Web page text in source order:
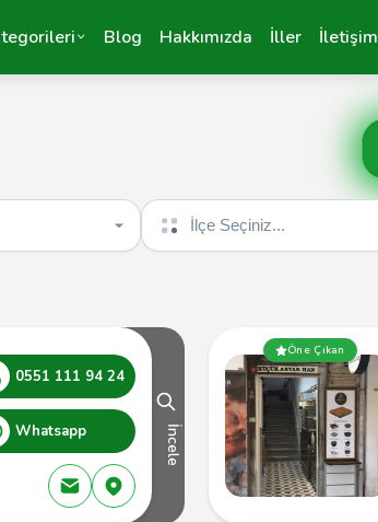
Blog Hakkımızda İller İletişim
İlçe seçin
0551 111 94 24
Whatsapp İncele
Öne Çıkan